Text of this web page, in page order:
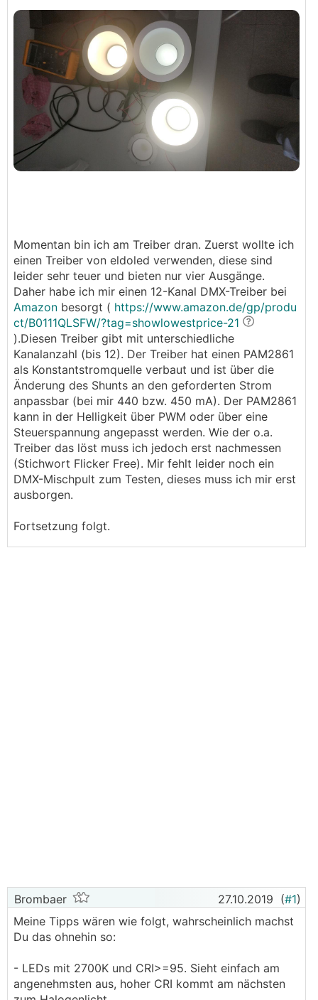
Momentan bin ich am Treiber dran. Zuerst wollte ich
einen Treiber von eldoled verwenden, diese sind
leider sehr teuer und bieten nur vier Ausgänge.
Daher habe ich mir einen 12-Kanal DMX-Treiber bei
Amazon besorgt ( https://www.amazon.de/gp/produ
ct/B0111QLSFW/?tag=showlowestprice-21
).Diesen Treiber gibt mit unterschiedliche
Kanalanzahl (bis 12). Der Treiber hat einen PAM2861
als Konstantstromquelle verbaut und ist über die
Änderung des Shunts an den geforderten Strom
anpassbar (bei mir 440 bzw. 450 mA). Der PAM2861
kann in der Helligkeit über PWM oder über eine
Steuerspannung angepasst werden. Wie der o.a.
Treiber das löst muss ich jedoch erst nachmessen
(Stichwort Flicker Free). Mir fehlt leider noch ein
DMX-Mischpult zum Testen, dieses muss ich mir erst
ausborgen.
Fortsetzung folgt.
Brombaer 27.10.2019 (#1)
Meine Tipps wären wie folgt, wahrscheinlich machst
Du das ohnehin so:
- LEDs mit 2700K und CRI>=95. Sieht einfach am
angenehmsten aus, hoher CRI kommt am nächsten